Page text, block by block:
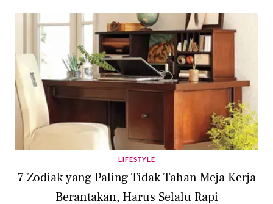
LIFESTYLE
7 Zodiak yang Paling Tidak Tahan Meja Kerja
Berantakan, Harus Selalu Rapi